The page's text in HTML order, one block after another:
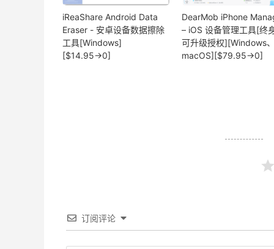
iReaShare Android Data
Eraser - 安卓设备数据擦除
工具[Windows]
[$14.95→0]
DearMob iPhone
– iOS 设备管理工具[终
可升级授权][Windows
macOS][$79.95→0]
订阅评论